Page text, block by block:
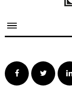
FacebookTwitter